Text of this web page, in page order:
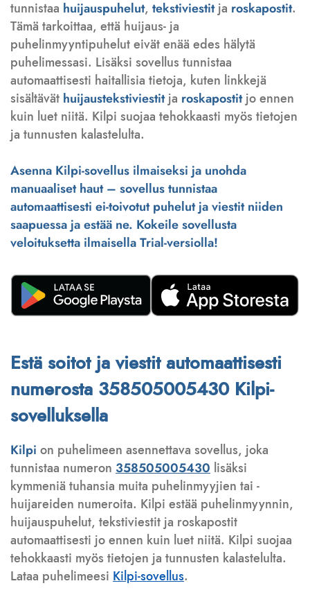
tunnistaa huijauspuhelut, tekstiviestitja roskapostit.
Tämä tarkoittaa, että huijaus- ja
puhelinmyyntipuhelut eivät enää edes hälytä
puhelimessasi. Lisäksi sovellus tunnistaa
automaattisesti haitallisia tietoja, kuten linkkejä
sisältävät huijaustekstiviestitja roskapostitjo ennen
kuin luet niitä. Kilpi suojaa tehokkaasti myös tietojen
ja tunnusten kalastelulta.
Asenna Kilpi-sovellus ilmaiseksi ja unohda
manuaaliset haut – sovellus tunnistaa
automaattisesti ei-toivotut puhelut ja viestit niiden
saapuessa ja estää ne. Kokeile sovellusta
veloituksetta ilmaisella Trial-versiolla!
Estä soitot ja viestit automaattisesti
numerosta 358505005430 Kilpi-
sovelluksella
Kilpi on puhelimeen asennettava sovellus, joka
tunnistaa numeron 358505005430 lisäksi
kymmeniä tuhansia muita puhelinmyyjien tai -
huijareiden numeroita. Kilpi estää puhelinmyynnin,
huijauspuhelut, tekstiviestit ja roskapostit
automaattisesti jo ennen kuin luet niitä. Kilpi suojaa
tehokkaasti myös tietojen ja tunnusten kalastelulta.
Lataa puhelimeesi Kilpi-sovellus.